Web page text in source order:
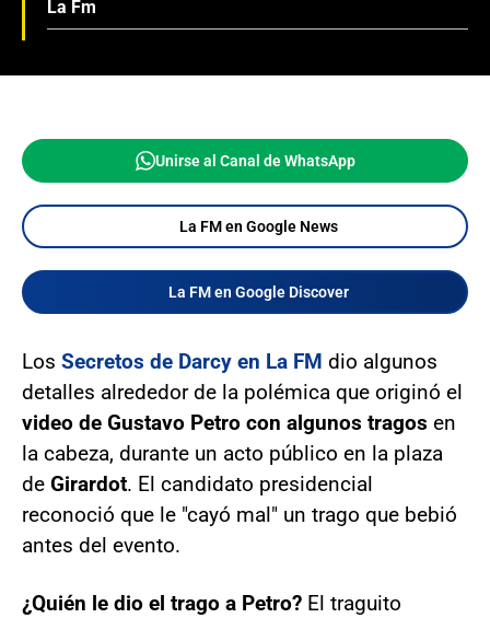
La Fm
Unirse al Canal de WhatsApp
La FM en Google News
La FM en Google Discover
Los Secretos de Darcy en La FM dio algunos
detalles alrededor de la polémica que originó el
video de Gustavo Petro con algunos tragos en
la cabeza, durante un acto público en la plaza
de Girardot. El candidato presidencial
reconoció que le "cayó mal" un trago que bebió
antes del evento.
¿Quién le dio el trago a Petro? El traguito